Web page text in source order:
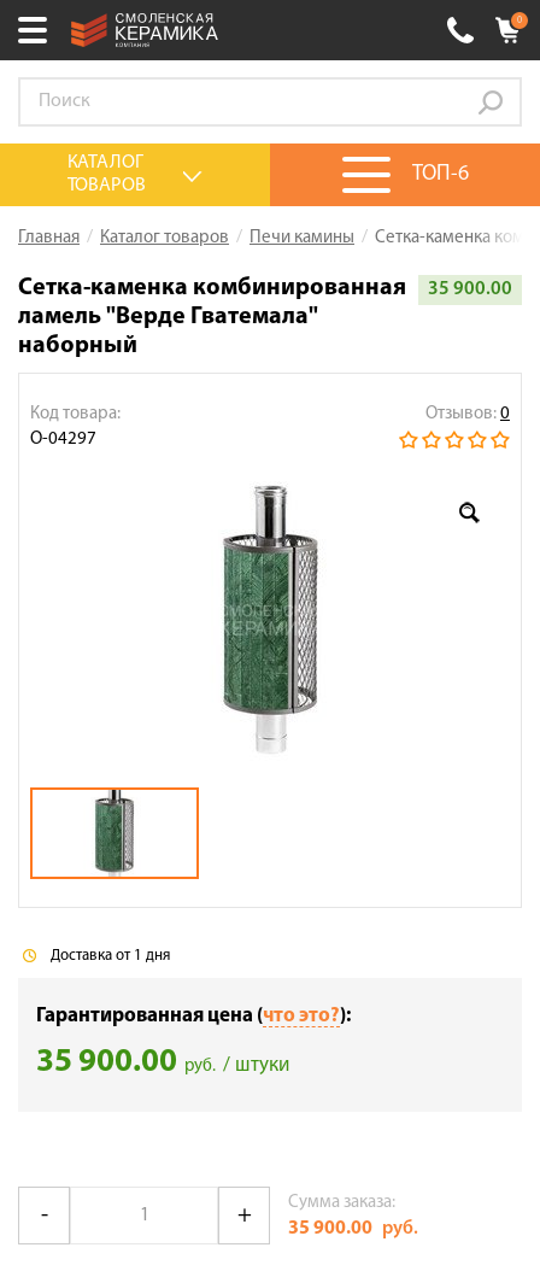
Выберите ваш город:
+7 (4812) 548-777
0 товаров на сумму0.00руб.
Акции
О компании
Сервис
0
ТОП-6
КАТАЛОГ
ТОВАРОВ
Главная Каталог товаров Печи камины Сетка-каменка
Сетка-каменка комбинированная
ламель "Верде Гватемала"
наборный
35 900.00
Отзывов: 0
Код товара:
О-04297
Доставка от 1 дня
Гарантированная цена (что это?):
35 900.00 руб. / штуки
Сумма заказа:
35 900.00 руб.